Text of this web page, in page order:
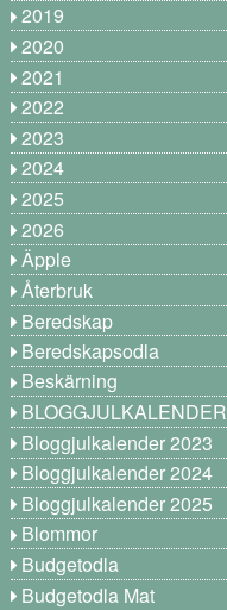
2019
2020
2021
2022
2023
2024
2025
2026
Äpple
Återbruk
Beredskap
Beredskapsodla
Beskärning
BLOGGJULKALENDER
Bloggjulkalender 2023
Bloggjulkalender 2024
Bloggjulkalender 2025
Blommor
Budgetodla
Budgetodla Mat